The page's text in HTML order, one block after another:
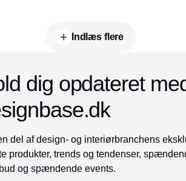
Indlæs flere
dig opdateret
del af design- og interiørbranchens
produkter, trends og tendenser,
og spændende events.